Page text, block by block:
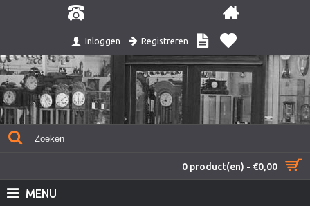
Inloggen Registreren
0 product(en) - €0,00
MENU